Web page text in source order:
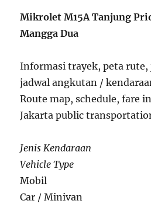
Mikrolet M15A Tanjung
Mangga Dua
Informasi trayek, peta
jadwal angkutan /
Route map, schedule, fare
Jakarta public
Jenis Kendaraan
Vehicle Type
Mobil
Car / Minivan